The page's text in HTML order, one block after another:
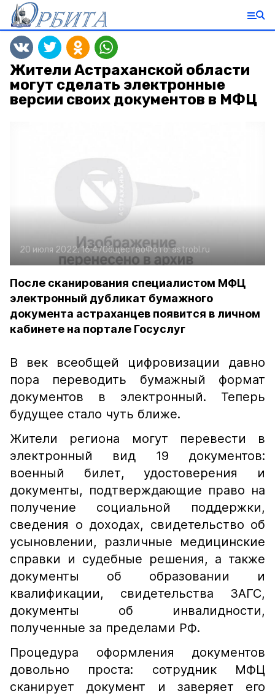
Жители Астраханской области
могут сделать электронные
версии своих документов в МФЦ
20 июля 2022, 16:47ОбществоФото:astrobl.ru
После сканирования специалистом МФЦ
электронный дубликат бумажного
документа астраханцев появится в личном
кабинете на портале Госуслуг
В век всеобщей цифровизации давно
пора переводить бумажный формат
документов в электронный. Теперь
будущее стало чуть ближе.
Жители региона могут перевести в
электронный вид 19 документов:
военный билет, удостоверения и
документы, подтверждающие право на
получение социальной поддержки,
сведения о доходах, свидетельство об
усыновлении, различные медицинские
справки и судебные решения, а также
документы об образовании и
квалификации, свидетельства ЗАГС,
документы об инвалидности,
полученные за пределами РФ.
Процедура оформления документов
довольно проста: сотрудник МФЦ
сканирует документ и заверяет его